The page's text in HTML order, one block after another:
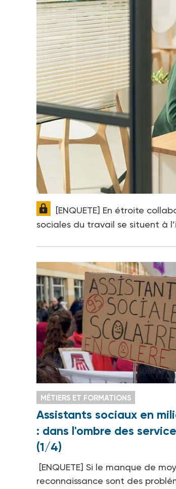
[ENQUETE] En étroite
sociales du travail se situent à
MÉTIERS ET FORMATIONS
Assistants sociaux en
: dans l'ombre des
(1/4)
[ENQUETE] Si le manque de
reconnaissance sont des